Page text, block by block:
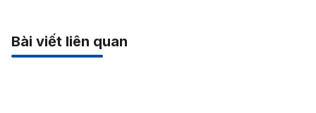
Bài viết liên quan